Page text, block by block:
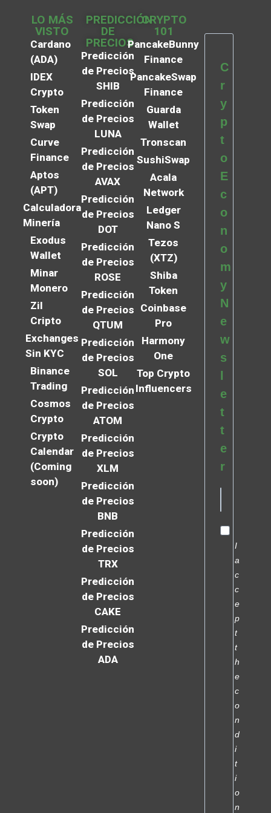
LO MÁS
VISTO
Cardano
(ADA)
IDEX
Crypto
Token
Swap
Curve
Finance
Aptos
(APT)
Calculadora
Minería
Exodus
Wallet
Minar
Monero
Zil
Cripto
Exchanges
Sin KYC
Binance
Trading
Cosmos
Crypto
Crypto
Calendar
(Coming
soon)
PREDICCIÓN
DE
PRECIOS
Predicción
de Precios
SHIB
Predicción
de Precios
LUNA
Predicción
de Precios
AVAX
Predicción
de Precios
DOT
Predicción
de Precios
ROSE
Predicción
de Precios
QTUM
Predicción
de Precios
SOL
Predicción
de Precios
ATOM
Predicción
de Precios
XLM
Predicción
de Precios
BNB
Predicción
de Precios
TRX
Predicción
de Precios
CAKE
Predicción
de Precios
ADA
CRYPTO
101
PancakeBunny
Finance
PancakeSwap
Finance
Guarda
Wallet
Tronscan
SushiSwap
Acala
Network
Ledger
Nano S
Tezos
(XTZ)
Shiba
Token
Coinbase
Pro
Harmony
One
Top Crypto
Influencers
C
r
y
p
t
o
E
c
o
n
o
m
y
N
e
w
s
e
t
t
e
r
I
a
c
c
e
p
t
t
h
e
c
o
n
d
i
t
i
o
n